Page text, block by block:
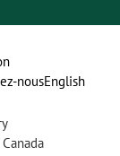
to
our
YouTube
channel
nousEnglish